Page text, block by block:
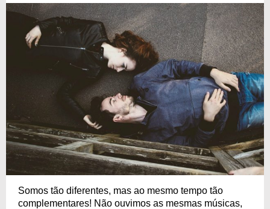
Somos tão diferentes, mas ao mesmo tempo tão
complementares! Não ouvimos as mesmas músicas,